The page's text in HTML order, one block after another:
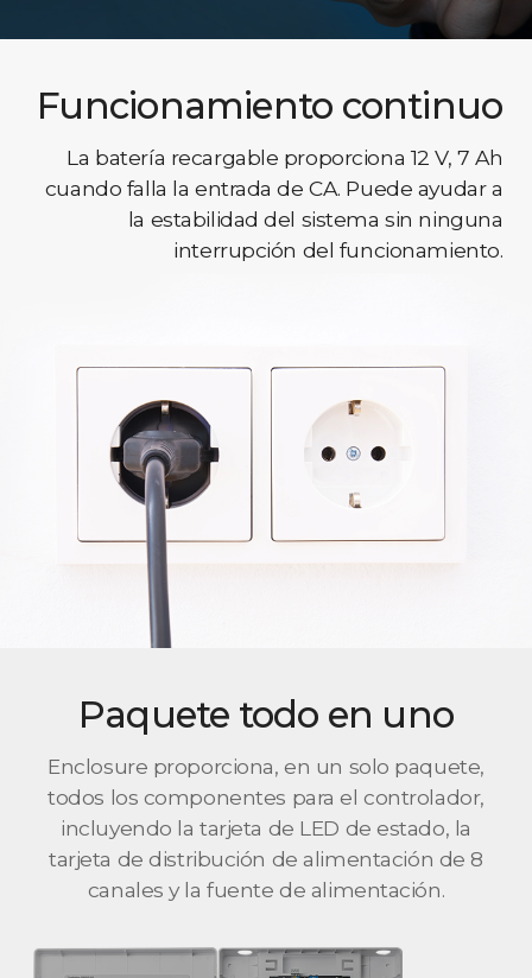
Funcionamiento continuo
La batería recargable proporciona 12 V, 7 Ah
cuando falla la entrada de CA. Puede ayudar a
la estabilidad del sistema sin ninguna
interrupción del funcionamiento.
Paquete todo en uno
Enclosure proporciona, en un solo paquete,
todos los componentes para el controlador,
incluyendo la tarjeta de LED de estado, la
tarjeta de distribución de alimentación de 8
canales y la fuente de alimentación.